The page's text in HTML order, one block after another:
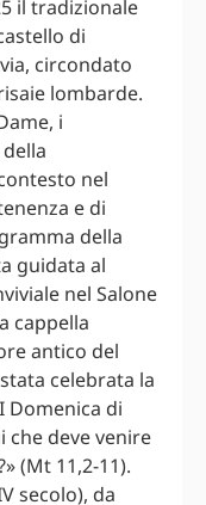
il tradizionale
di
circondato
lombarde.
i
nel
e di
della
guidata al
nel Salone
cappella
antico del
celebrata la
Domenica di
che deve venire
(Mt 11,2-11).
secolo), da